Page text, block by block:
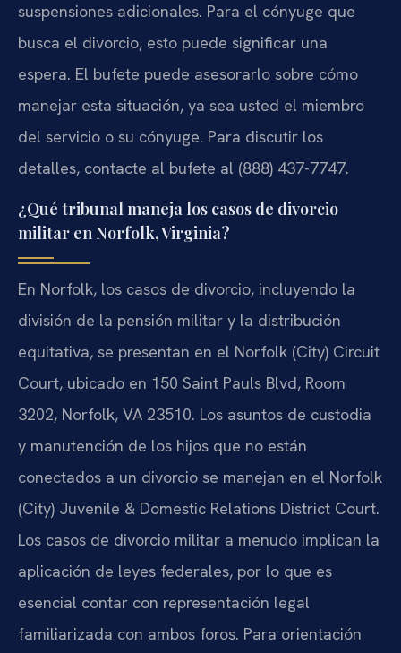
suspensiones adicionales. Para el cónyuge que
busca el divorcio, esto puede significar una
espera. El bufete puede asesorarlo sobre cómo
manejar esta situación, ya sea usted el miembro
del servicio o su cónyuge. Para discutir los
detalles, contacte al bufete al (888) 437-7747.
¿Qué tribunal maneja los casos de divorcio
militar en Norfolk, Virginia?
En Norfolk, los casos de divorcio, incluyendo la
división de la pensión militar y la distribución
equitativa, se presentan en el Norfolk (City) Circuit
Court, ubicado en 150 Saint Pauls Blvd, Room
3202, Norfolk, VA 23510. Los asuntos de custodia
y manutención de los hijos que no están
conectados a un divorcio se manejan en el Norfolk
(City) Juvenile & Domestic Relations District Court.
Los casos de divorcio militar a menudo implican la
aplicación de leyes federales, por lo que es
esencial contar con representación legal
familiarizada con ambos foros. Para orientación